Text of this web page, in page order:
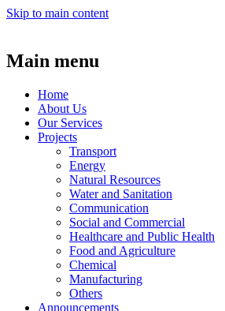
Skip to main content
Main menu
Home
About Us
Our Services
Projects
Transport
Energy
Natural Resources
Water and Sanitation
Communication
Social and Commercial
Healthcare and Public Health
Food and Agriculture
Chemical
Manufacturing
Others
Announcements